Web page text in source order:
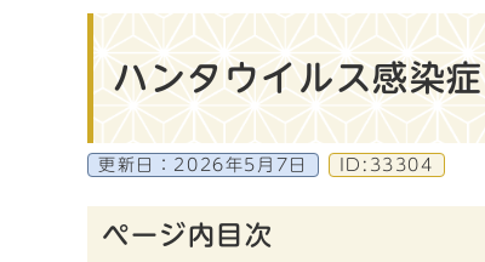
ハンタウイルス感染症
更新日： 2026年5月7日 ID:33304
ページ内目次